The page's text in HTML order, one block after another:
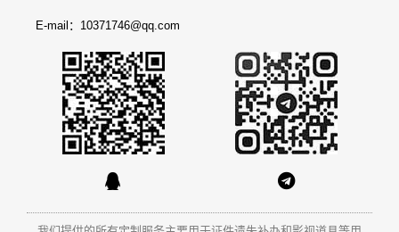
E-mail：10371746@qq.com